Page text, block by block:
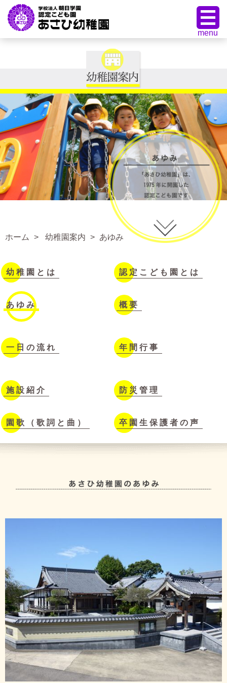
ホーム 幼稚園案内 あゆみ
幼稚園とは 認定こども園とは
あゆみ 概要
一日の流れ 年間行事
施設紹介 防災管理
園歌（歌詞と曲） 卒園生保護者の声